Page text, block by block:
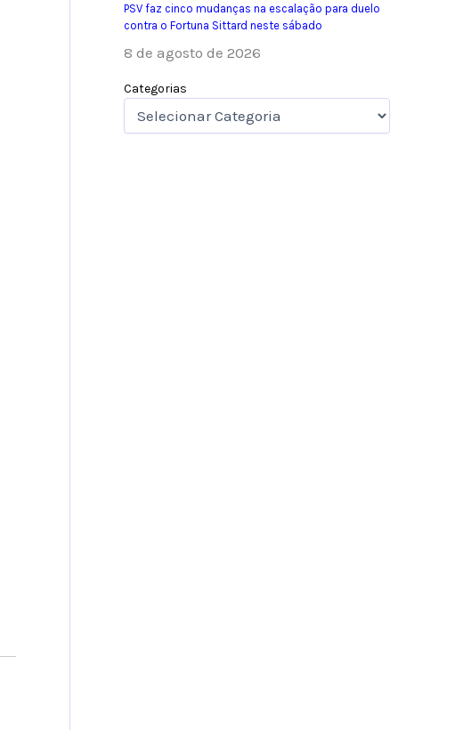
PSV faz cinco mudanças na escalação para duelo
contra o Fortuna Sittard neste sábado
8 de agosto de 2026
Categorias